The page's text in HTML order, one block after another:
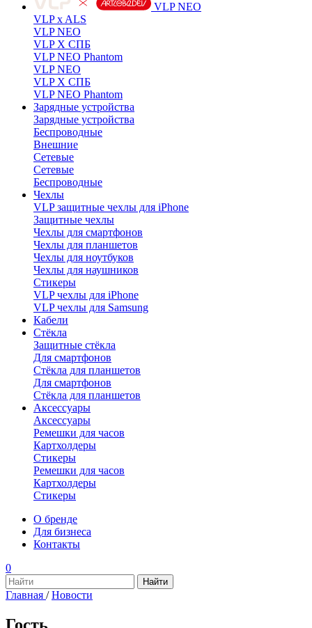
VLP NEO
VLP x ALS
VLP NEO
VLP X СПБ
VLP NEO Phantom
VLP NEO
VLP X СПБ
VLP NEO Phantom
Зарядные устройства
Зарядные устройства
Беспроводные
Внешние
Сетевые
Сетевые
Беспроводные
Чехлы
VLP защитные чехлы для iPhone
Защитные чехлы
Чехлы для смартфонов
Чехлы для планшетов
Чехлы для ноутбуков
Чехлы для наушников
Стикеры
VLP чехлы для iPhone
VLP чехлы для Samsung
Кабели
Стёкла
Защитные стёкла
Для смартфонов
Стёкла для планшетов
Для смартфонов
Стёкла для планшетов
Аксессуары
Аксессуары
Ремешки для часов
Картхолдеры
Стикеры
Ремешки для часов
Картхолдеры
Стикеры
О бренде
Для бизнеса
Контакты
0
Главная / Новости